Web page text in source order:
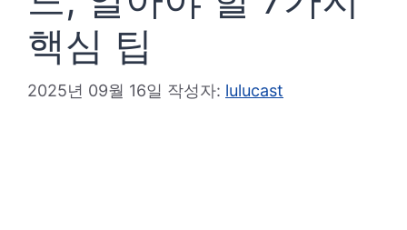
핵심 팁
2025년 09월 16일 작성자: lulucast